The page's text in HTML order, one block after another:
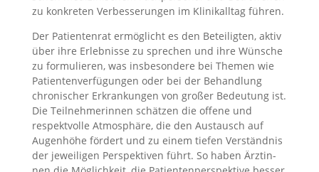
zu kon­kre­ten Ver­bes­se­run­gen im Kli­nik­all­tag füh­ren.
Der Pati­en­ten­rat ermög­licht es den Betei­lig­ten, aktiv
über ihre Erleb­nis­se zu spre­chen und ihre Wün­sche
zu for­mu­lie­ren, was ins­be­son­de­re bei The­men wie
Pati­en­ten­ver­fü­gun­gen oder bei der Behand­lung
chro­ni­scher Erkran­kun­gen von gro­ßer Bedeu­tung ist.
Die Teil­neh­me­rin­nen schät­zen die offe­ne und
respekt­vol­le Atmo­sphä­re, die den Aus­tausch auf
Augen­hö­he för­dert und zu einem tie­fen Ver­ständ­nis
der jewei­li­gen Per­spek­ti­ven führt. So haben Ärz­tin­